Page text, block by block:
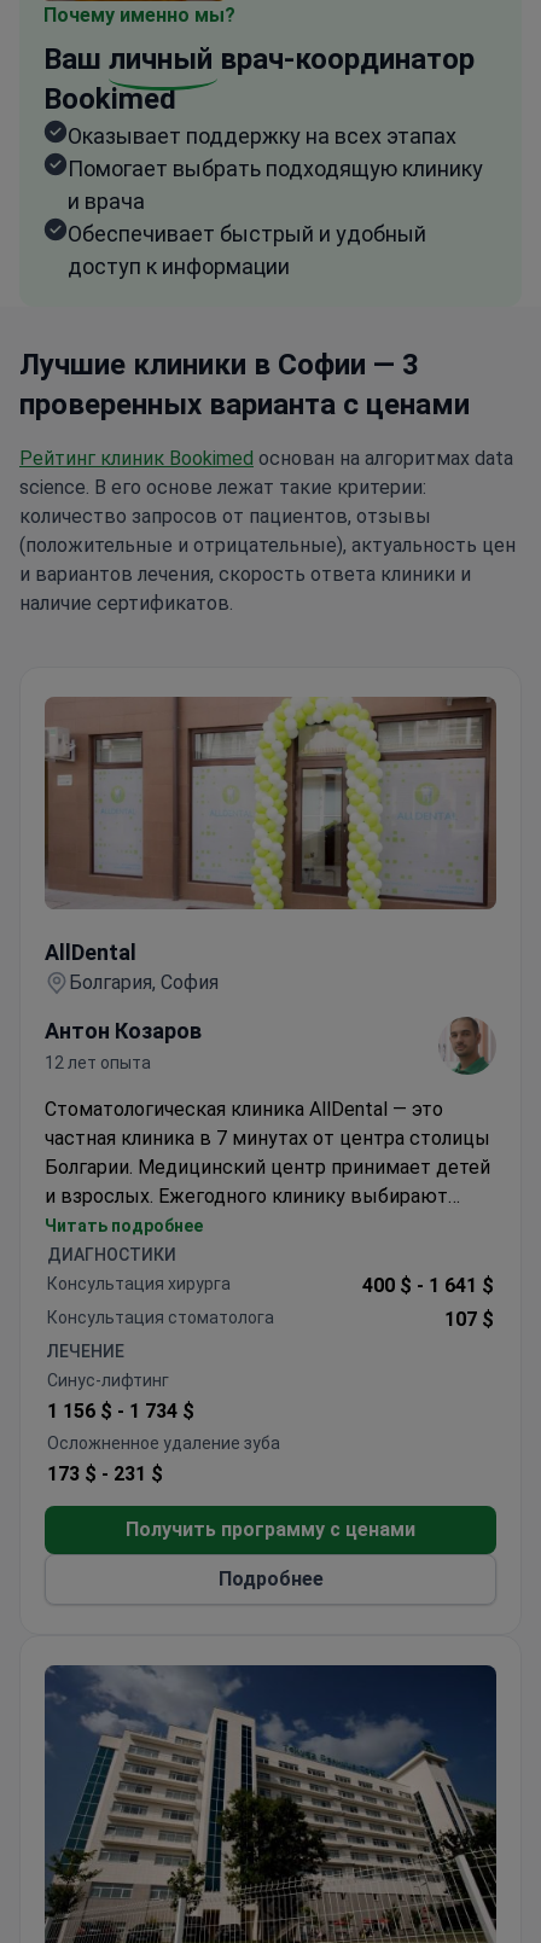
Почему именно мы?
Ваш личный врач-координатор
Bookimed
Оказывает поддержку на всех этапах
Помогает выбрать подходящую клинику
и врача
Обеспечивает быстрый и удобный
доступ к информации
Лучшие клиники в Софии — 3
проверенных варианта с ценами
Рейтинг клиник Bookimed основан на алгоритмах data
science. В его основе лежат такие критерии:
количество запросов от пациентов, отзывы
(положительные и отрицательные), актуальность цен
и вариантов лечения, скорость ответа клиники и
наличие сертификатов.
AllDental
Болгария, София
Антон Козаров
12 лет опыта
Стоматологическая клиника AllDental — это
частная клиника в 7 минутах от центра столицы
Болгарии. Медицинский центр принимает детей
и взрослых. Ежегодного клинику выбирают
более 1000 пациентов. Большинство из них —
жители СНГ, Европы, США и Канады.
Читать подробнее
ДИАГНОСТИКИ
Консультация хирурга
400 $ - 1 641 $
Консультация стоматолога 107 $
ЛЕЧЕНИЕ
Синус-лифтинг
1 156 $ - 1 734 $
Осложненное удаление зуба
173 $ - 231 $
Получить программу с ценами
Подробнее